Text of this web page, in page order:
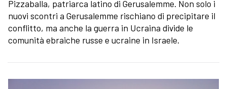
Pizzaballa, patriarca latino di Gerusalemme. Non solo i
nuovi scontri a Gerusalemme rischiano di precipitare il
conflitto, ma anche la guerra in Ucraina divide le
comunità ebraiche russe e ucraine in Israele.